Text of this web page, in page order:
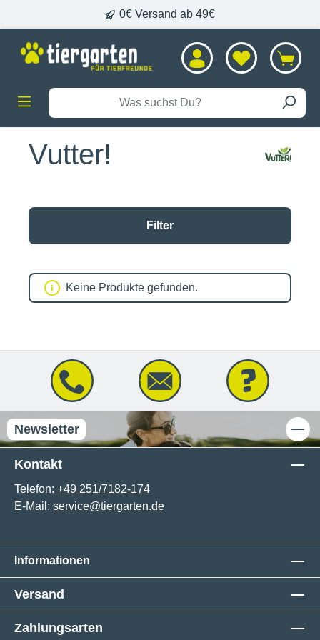
0€ Versand ab 49€
Vutter!
Filter
Keine Produkte gefunden.
Newsletter
Kontakt
Telefon: +49 251/7182-174
E-Mail: service@tiergarten.de
Informationen
Versand
Zahlungsarten